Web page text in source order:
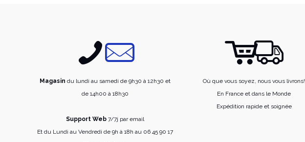
choisies
du
Magasin du lundi au samedi de 9h30 à 12h30 et
de 14h00 à 18h30
Support Web7/7j par email
Et du Lundi au Vendredi de 9h à 18h au 06 45 90 17
Où que vous soyez, nous vous livrons!
En France et dans le Monde
Expédition rapide et soignée